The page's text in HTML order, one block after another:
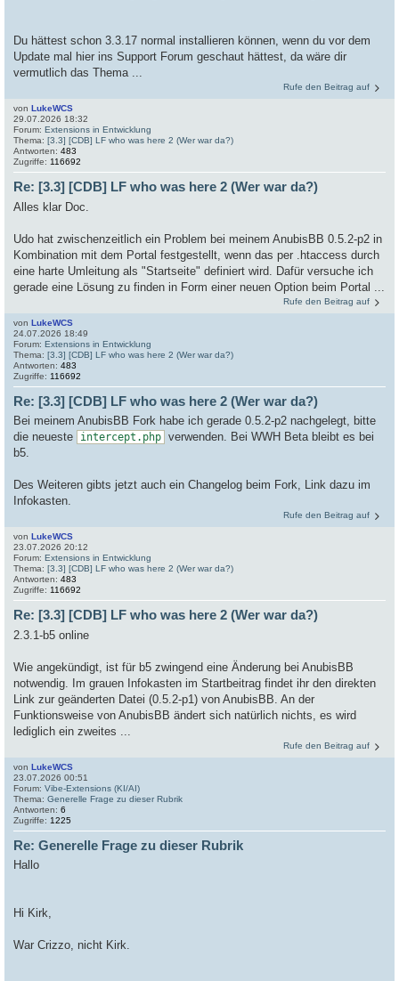
Du hättest schon 3.3.17 normal installieren können, wenn du vor dem
Update mal hier ins Support Forum geschaut hättest, da wäre dir
vermutlich das Thema ...
Rufe den Beitrag auf
von LukeWCS
29.07.2026 18:32
Forum: Extensions in Entwicklung
Thema: [3.3] [CDB] LF who was here 2 (Wer war da?)
Antworten: 483
Zugriffe: 116692
Re: [3.3] [CDB] LF who was here 2 (Wer war da?)
Alles klar Doc.
Udo hat zwischenzeitlich ein Problem bei meinem AnubisBB 0.5.2-p2 in
Kombination mit dem Portal festgestellt, wenn das per .htaccess durch
eine harte Umleitung als "Startseite" definiert wird. Dafür versuche ich
gerade eine Lösung zu finden in Form einer neuen Option beim Portal ...
Rufe den Beitrag auf
von LukeWCS
24.07.2026 18:49
Forum: Extensions in Entwicklung
Thema: [3.3] [CDB] LF who was here 2 (Wer war da?)
Antworten: 483
Zugriffe: 116692
Re: [3.3] [CDB] LF who was here 2 (Wer war da?)
Bei meinem AnubisBB Fork habe ich gerade 0.5.2-p2 nachgelegt, bitte
die neueste
intercept.php verwenden. Bei WWH Beta bleibt es bei
b5.
Des Weiteren gibts jetzt auch ein Changelog beim Fork, Link dazu im
Infokasten.
Rufe den Beitrag auf
von LukeWCS
23.07.2026 20:12
Forum: Extensions in Entwicklung
Thema: [3.3] [CDB] LF who was here 2 (Wer war da?)
Antworten: 483
Zugriffe: 116692
Re: [3.3] [CDB] LF who was here 2 (Wer war da?)
2.3.1-b5 online
Wie angekündigt, ist für b5 zwingend eine Änderung bei AnubisBB
notwendig. Im grauen Infokasten im Startbeitrag findet ihr den direkten
Link zur geänderten Datei (0.5.2-p1) von AnubisBB. An der
Funktionsweise von AnubisBB ändert sich natürlich nichts, es wird
lediglich ein zweites ...
Rufe den Beitrag auf
von LukeWCS
23.07.2026 00:51
Forum: Vibe-Extensions (KI/AI)
Thema: Generelle Frage zu dieser Rubrik
Antworten: 6
Zugriffe: 1225
Re: Generelle Frage zu dieser Rubrik
Hallo
Hi Kirk,
War Crizzo, nicht Kirk.